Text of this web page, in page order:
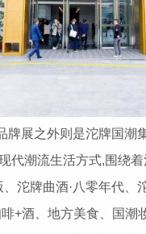
牌展之外则是沱牌国潮
代潮流生活方式,围绕
、沱牌曲酒·八零年代、
+酒、地方美食、国潮